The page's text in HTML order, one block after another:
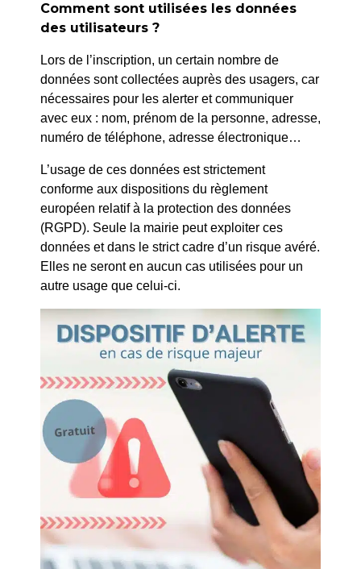
“Chanson Bleue” de
Sacha Distel
et
partager un goûter
convivial !
Mardi 7 octobre
15h00 – Thé
dansant au Cantagaï
animé par Alexandre
Melchior
en
partenariat avec le Club
Entre-Nous.
Entrée libre – Venez
nombreux !
Mercredi 8 octobre –
Journée
intergénérationnelle au
Parc de Florans
12h00 – Pique-
(desserts à partager
dans le cadre enchanteur
du parc du Château de
Florans.
14h00 – Mini
Kermesse avec des jeux
intergénérationnels
organisée par la Maison
Comment sont utilisées les données
des utilisateurs ?
Lors de l’inscription, un certain nombre de
données sont collectées auprès des usagers, car
nécessaires pour les alerter et communiquer
avec eux : nom, prénom de la personne, adresse,
numéro de téléphone, adresse électronique…
L’usage de ces données est strictement
conforme aux dispositions du règlement
européen relatif à la protection des données
(RGPD). Seule la mairie peut exploiter ces
données et dans le strict cadre d’un risque avéré.
Elles ne seront en aucun cas utilisées pour un
autre usage que celui-ci.